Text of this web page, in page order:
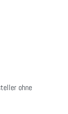
ohne